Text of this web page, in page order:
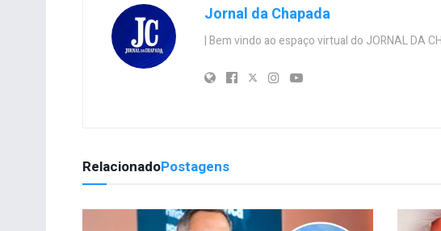
Jornal da Chapada
| Bem vindo ao espaço virtual do JORNAL DA
RelacionadoPostagens